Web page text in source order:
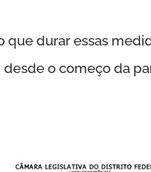
durar essas
o começo da